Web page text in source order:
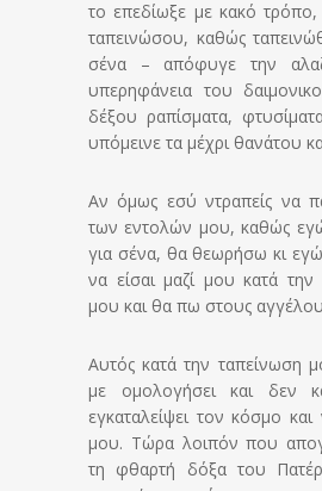
το επεδίωξε με κακό
ταπεινώσου, καθώς
σένα – απόφυγε την
υπερηφάνεια του
δέξου ραπίσματα,
υπόμεινε τα μέχρι θανάτου
Αν όμως εσύ ντραπείς να
των εντολών μου, καθώς
για σένα, θα θεωρήσω κι
να είσαι μαζί μου κατά
μου και θα πω στους
Αυτός κατά την ταπείνωση
με ομολογήσει και δεν
εγκαταλείψει τον κόσμο και
μου. Τώρα λοιπόν που
τη φθαρτή δόξα του